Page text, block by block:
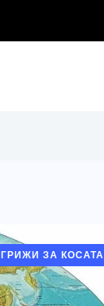
ГРИЖИ ЗА КОСАТА